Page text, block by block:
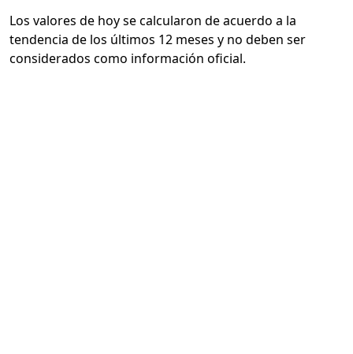
Los valores de hoy se calcularon de acuerdo a la
tendencia de los últimos 12 meses y no deben ser
considerados como información oficial.